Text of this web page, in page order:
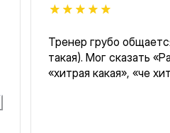
Тренер грубо
такая). Мог сказать «Разве я так показывала?», «че…?»,
«хитрая какая», «че